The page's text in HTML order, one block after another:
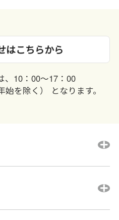
はこちらから
、10：00〜17：00
始を除く） となります。